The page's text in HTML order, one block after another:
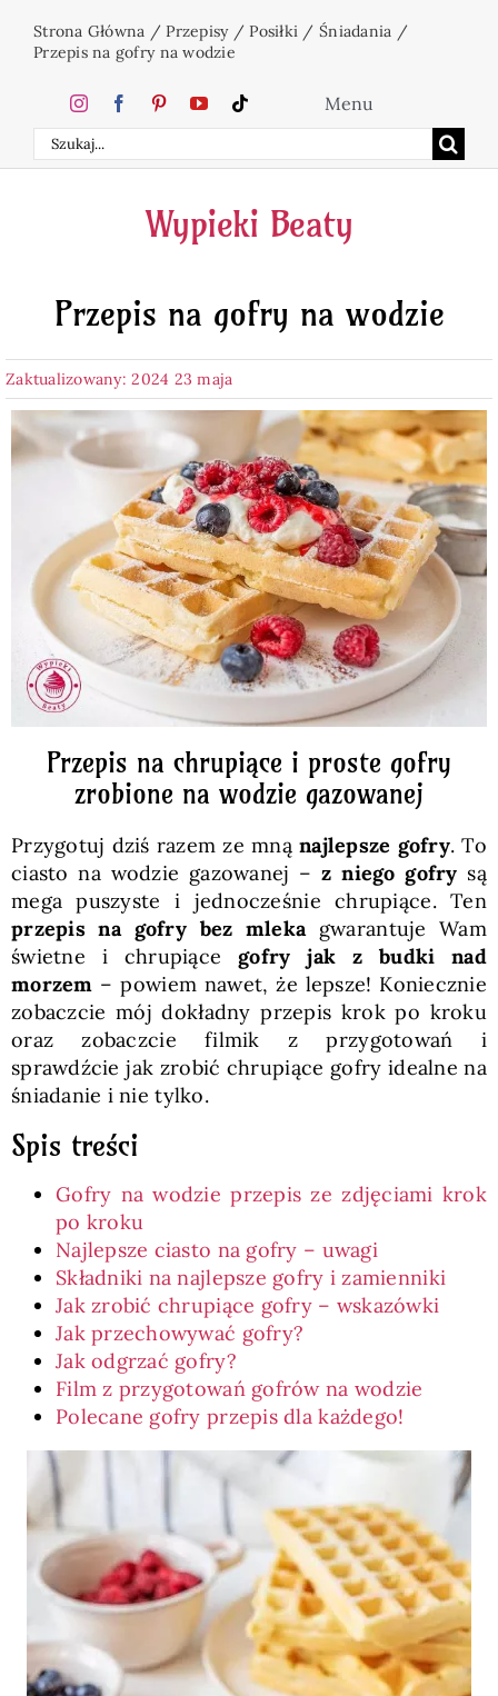
zawartości
Strona Główna /Przepisy/Posiłki / Śniadania /
Przepis na gofry na wodzie
Szukaj
Menu
Home
Ciasta
Desery
Napoje
Pieczywo
Przetwory
Posiłki
Zdrowo i fit
SKLEP
Polski
Wypieki Beaty
Przepis na gofry na wodzie
Zaktualizowany: 2024 23 maja
Przepis na chrupiące i proste gofry
zrobione na wodzie gazowanej
Przygotuj dziś razem ze mnąnajlepsze gofry. To
ciasto na wodzie gazowanej –z niego gofry są
mega puszyste i jednocześnie chrupiące. Ten
przepis na gofry bez mlekagwarantuje Wam
świetne i chrupiącegofry jak z budki nad
morzem – powiem nawet, że lepsze! Koniecznie
zobaczcie mój dokładny przepis krok po kroku
oraz zobaczcie filmik z przygotowań i
sprawdźcie jak zrobić chrupiące gofry idealne na
śniadanie i nie tylko.
Spis treści
Gofry na wodzie przepis ze zdjęciami krok
po kroku
Najlepsze ciasto na gofry – uwagi
Składniki na najlepsze gofry i zamienniki
Jak zrobić chrupiące gofry – wskazówki
Jak przechowywać gofry?
Jak odgrzać gofry?
Film z przygotowań gofrów na wodzie
Polecane gofry przepis dla każdego!